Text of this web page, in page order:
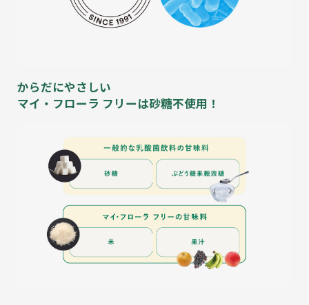
からだにやさしい
マイ・フローラ フリーは砂糖不使用！